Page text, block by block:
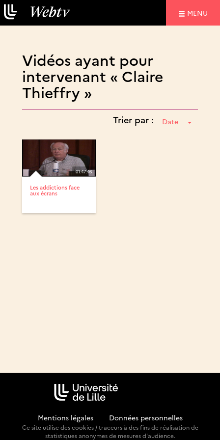
MENU
Vidéos ayant pour
intervenant « Claire
Thieffry »
Trier par : Date
01:47:46
Les addictions face
aux écrans
Mentions légales Données personnelles
Ce site utilise des cookies / traceurs à des fins de réalisation de
statistiques anonymes de mesures d'audience.